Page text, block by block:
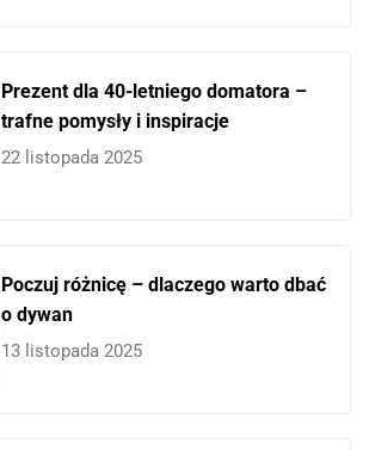
Prezent dla 40-letniego domatora –
trafne pomysły i inspiracje
22 listopada 2025
Poczuj różnicę – dlaczego warto dbać
o dywan
13 listopada 2025